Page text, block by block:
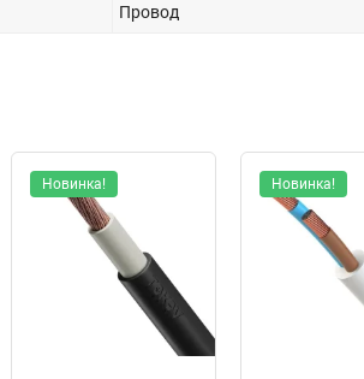
Провод
Новинка! Новинка!